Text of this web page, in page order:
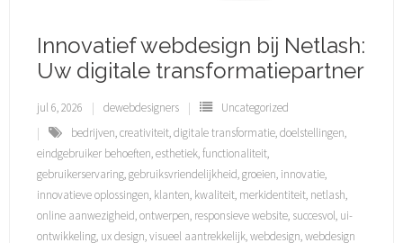
Innovatief webdesign bij Netlash:
Uw digitale transformatiepartner
jul 6, 2026 dewebdesigners
Uncategorized
bedrijven,creativiteit,digitale transformatie,doelstellingen,
eindgebruiker behoeften,esthetiek,functionaliteit,
gebruikerservaring,gebruiksvriendelijkheid,groeien, innovatie,
innovatieve oplossingen, klanten, kwaliteit, merkidentiteit, netlash,
online aanwezigheid,ontwerpen, responsieve website, succesvol, ui-
ontwikkeling, ux design,visueel aantrekkelijk,webdesign,webdesign